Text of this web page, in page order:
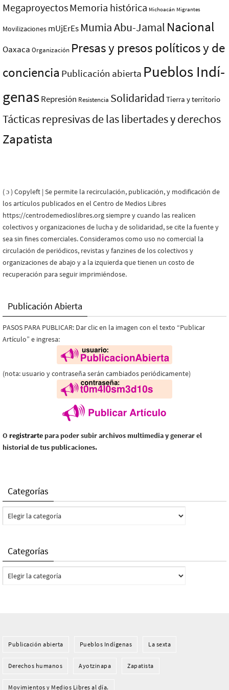
MegaproyectosMemoria histórica Michoacán Migrantes
Movilizaciones mUjErEs Mumia Abu-Jamal Nacional
Oaxaca Organización Presas y presos polí­ticos y de
conciencia Publicación abierta Pueblos Indí­
genasRepresión Resistencia Solidaridad Tierra y territorio
Tácticas represivas de las libertades y derechos
Zapatista
( ɔ ) Copyleft | Se permite la recirculación, publicación, y modificación de
los artículos publicados en el Centro de Medios Libres
https://centrodemedioslibres.org siempre y cuando las realicen
colectivos y organizaciones de lucha y de solidaridad, se cite la fuente y
sea sin fines comerciales. Consideramos como uso no comercial la
circulación de periódicos, revistas y fanzines de los colectivos y
organizaciones de abajo y a la izquierda que tienen un costo de
recuperación para seguir imprimiéndose.
Publicación Abierta
PASOS PARA PUBLICAR: Dar clic en la imagen con el texto “Publicar
Artículo” e ingresa:
(nota: usuario y contraseña serán cambiados periódicamente)
O registrarte para poder subir archivos multimedia y generar el
historial de tus publicaciones.
Categorías
Categorías
Categorías
Categorías
Publicación abierta Pueblos Indí­genas La sexta
Derechos humanos Ayotzinapa Zapatista
Movimientos y Medios Libres al día.